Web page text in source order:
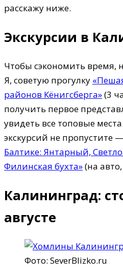
расскажу ниже.
Экскурсии в
Чтобы сэкономить время,
Я, советую прогулку
районов Кёнигсберга»(3
получить первое
увидеть все топовые
экскурсий не пропустите —
Балтике: Янтарный,
Филинская бухта»(на
Калининград:
августе
Фото: SeverBlizko.ru